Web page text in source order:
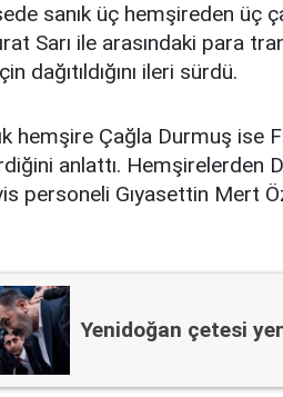
sanık üç hemşireden üç
Sarı ile arasındaki para
dağıtıldığını ileri sürdü.
hemşire Çağla Durmuş ise
anlattı. Hemşirelerden
personeli Gıyasettin Mert
Yenidoğan çetesi